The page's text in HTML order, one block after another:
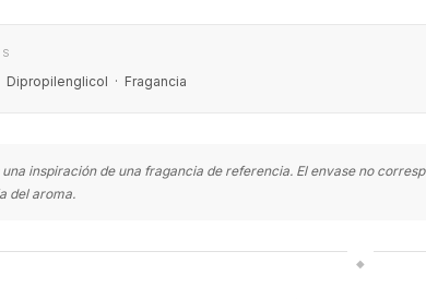
Dipropilenglicol · Fragancia
una inspiración de una fragancia de referencia. El envase no
del aroma.
◆